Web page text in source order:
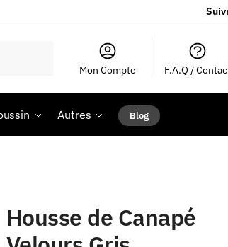
Mon Compte F.A.Q /
Autres Blog
Housse de Canapé